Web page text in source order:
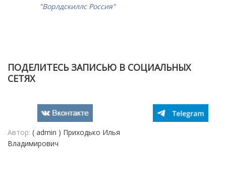
"Ворлдскиллс Россия"
ПОДЕЛИТЕСЬ ЗАПИСЬЮ В СОЦИАЛЬНЫХ
СЕТЯХ
Автор: ( admin ) Приходько Илья
Владимирович